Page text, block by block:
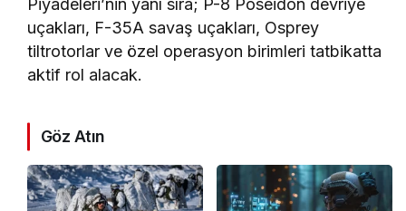
Piyadeleri’nin yanı sıra; P-8 Poseidon devriye
uçakları, F-35A savaş uçakları, Osprey
tiltrotorlar ve özel operasyon birimleri tatbikatta
aktif rol alacak.
Göz Atın